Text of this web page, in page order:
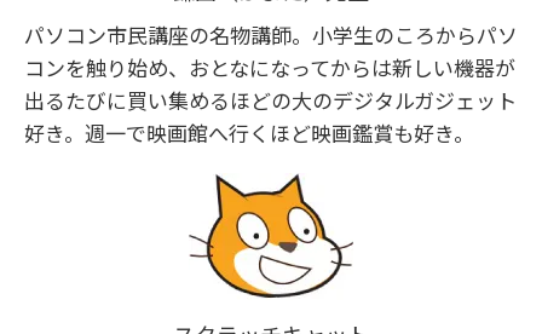
パソコン市民講座の名物講師。小学生のころからパソ
コンを触り始め、おとなになってからは新しい機器が
出るたびに買い集めるほどの大のデジタルガジェット
好き。週一で映画館へ行くほど映画鑑賞も好き。